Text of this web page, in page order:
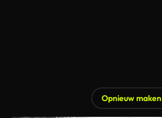
Opnieuw maken